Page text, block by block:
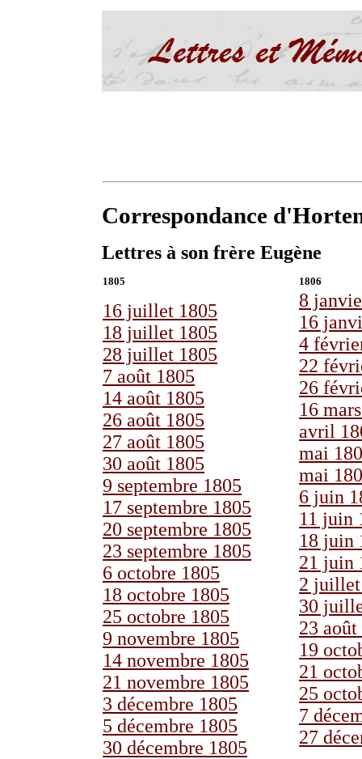
Correspondance
Lettres à son frère Eugène
1805 1806
16 juillet 1805
18 juillet 1805
28 juillet 1805
7 août 1805
14 août 1805
26 août 1805
27 août 1805
30 août 1805
9 septembre 1805
17 septembre 1805
20 septembre 1805
23 septembre 1805
6 octobre 1805
18 octobre 1805
25 octobre 1805
9 novembre 1805
14 novembre 1805
21 novembre 1805
3 décembre 1805
5 décembre 1805
30 décembre 1805
8
16
4
22
26
16
avril
mai
mai
6 juin
11 juin
18 juin
21 juin
2
30
23 août
19
21
25
7
27